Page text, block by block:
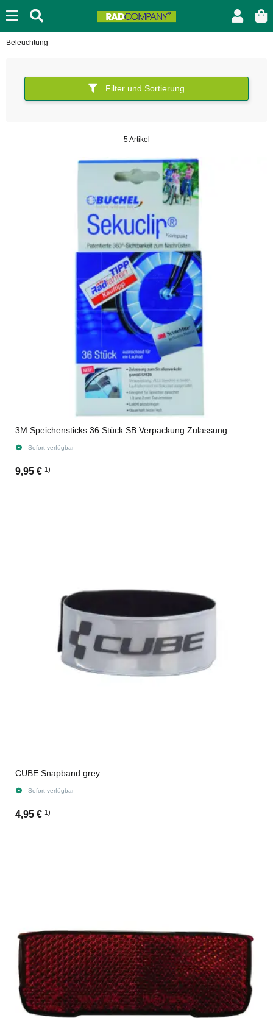
Beleuchtung
Filter und Sortierung
5 Artikel
3M Speichensticks 36 Stück SB Verpackung Zulassung
Sofort verfügbar
9,95 € 1)
CUBE Snapband grey
Sofort verfügbar
4,95 € 1)